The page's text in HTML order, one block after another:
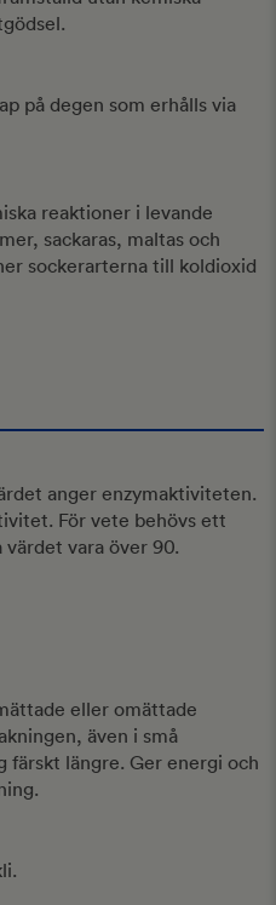
på degen som erhålls via
reaktioner i levande
sackaras, maltas och
sockerarterna till koldioxid
anger enzymaktiviteten.
För vete behövs ett
vara över 90.
eller omättade
även i små
färskt längre. Ger energi och